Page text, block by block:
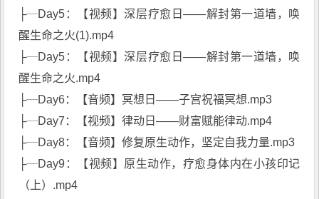
├┈Day5：【视频】深层疗愈日——解封第一道墙，唤
醒生命之火(1).mp4
├┈Day5：【视频】深层疗愈日——解封第一道墙，唤
醒生命之火.mp4
├┈Day6：【音频】冥想日——子宫祝福冥想.mp3
├┈Day7：【视频】律动日——财富赋能律动.mp4
├┈Day8：【音频】修复原生动作，坚定自我力量.mp3
├┈Day9：【视频】原生动作，疗愈身体内在小孩印记
（上）.mp4